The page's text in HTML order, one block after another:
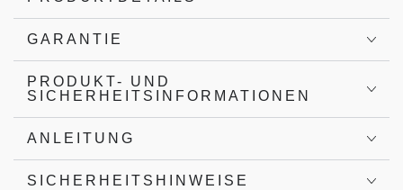
GARANTIE
PRODUKT- UND
SICHERHEITSINFORMATIONEN
ANLEITUNG
SICHERHEITSHINWEISE